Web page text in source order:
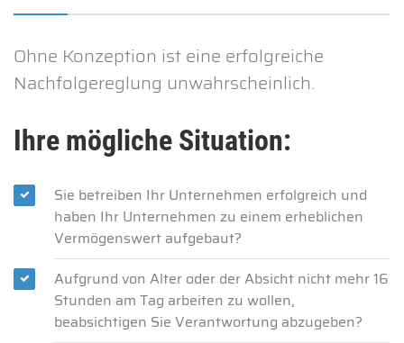
Ohne Konzeption ist eine erfolgreiche
Nachfolgereglung unwahrscheinlich.
Ihre mögliche Situation:
Sie betreiben Ihr Unternehmen erfolgreich und
haben Ihr Unternehmen zu einem erheblichen
Vermögenswert aufgebaut?
Aufgrund von Alter oder der Absicht nicht mehr 16
Stunden am Tag arbeiten zu wollen,
beabsichtigen Sie Verantwortung abzugeben?